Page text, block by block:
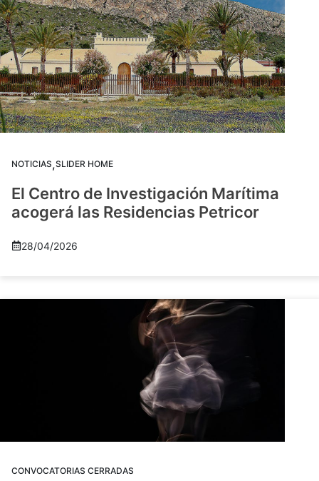
NOTICIAS,SLIDER HOME
El Centro de Investigación Marítima
acogerá las Residencias Petricor
28/04/2026
CONVOCATORIAS CERRADAS